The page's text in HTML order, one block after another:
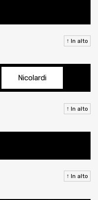
↑ In alto
Nicolardi
↑ In alto
↑ In alto